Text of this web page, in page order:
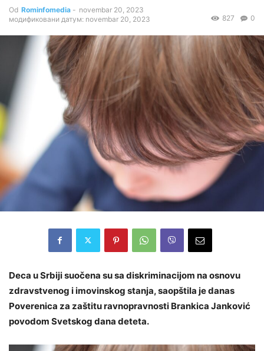
Od Rominfomedia - novembar 20, 2023
модификовани датум: novembar 20, 2023
0
827
Deca u Srbiji suočena su sa diskriminacijom na osnovu
zdravstvenog i imovinskog stanja, saopštila je danas
Poverenica za zaštitu ravnopravnosti Brankica Janković
povodom Svetskog dana deteta.